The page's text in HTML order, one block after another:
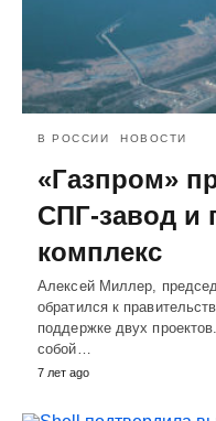
В РОССИИ НОВОСТИ
«Газпром»
СПГ-завод и
комплекс
Алексей Миллер,
обратился к
поддержке двух
собой…
7 лет ago